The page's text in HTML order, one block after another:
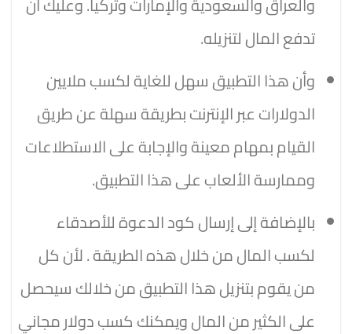
تدفع المال لتنزيله.
وأن هذا التطبيق سهل للغاية لكسب ملايين
الدولارات عبر الإنترنت بطريقة سهلة عن طريق
القيام بمهام معينة والإجابة على الاستطلاعات
وممارسة الألعاب على هذا التطبيق.
بالإضافة إلى إرسال كود الدعوة للأصدقاء
لكسب المال من خلال هذه الطريقة . لأن كل
من يقوم بتنزيل هذا التطبيق من خلالك سيحصل
على الكثير من المال ويمكنك كسب دولار مجاني